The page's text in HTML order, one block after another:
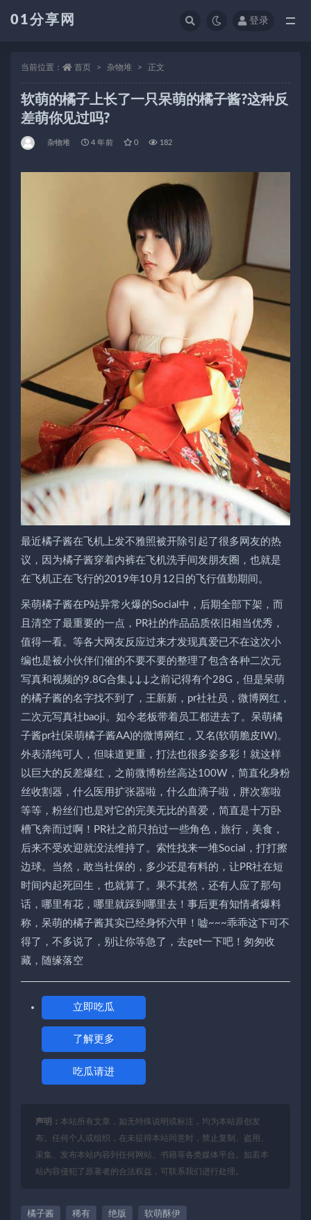
01分享网 登录
当前位置： 首页 杂物堆 正文
软萌的橘子上长了一只呆萌的橘子酱?这种反
差萌你见过吗?
杂物堆 4 年前 0 182
最近橘子酱在飞机上发不雅照被开除引起了很多网友的热
议，因为橘子酱穿着内裤在飞机洗手间发朋友圈，也就是
在飞机正在飞行的2019年10月12日的飞行值勤期间。
呆萌橘子酱在P站异常火爆的Social中，后期全部下架，而
且清空了最重要的一点，PR社的作品品质依旧相当优秀，
值得一看。等各大网友反应过来才发现真爱已不在这次小
编也是被小伙伴们催的不要不要的整理了包含各种二次元
写真和视频的9.8G合集↓↓↓之前记得有个28G，但是呆萌
的橘子酱的名字找不到了，王新新，pr社社员，微博网红，
二次元写真社baoji。如今老板带着员工都进去了。呆萌橘
子酱pr社(呆萌橘子酱AA)的微博网红，又名(软萌脆皮IW)。
外表清纯可人，但味道更重，打法也很多姿多彩！就这样
以巨大的反差爆红，之前微博粉丝高达100W，简直化身粉
丝收割器，什么医用扩张器啦，什么血滴子啦，胖次塞啦
等等，粉丝们也是对它的完美无比的喜爱，简直是十万卧
槽飞奔而过啊！PR社之前只拍过一些角色，旅行，美食，
后来不受欢迎就没法维持了。索性找来一堆Social，打打擦
边球。当然，敢当社保的，多少还是有料的，让PR社在短
时间内起死回生，也就算了。果不其然，还有人应了那句
话，哪里有花，哪里就踩到哪里去！事后更有知情者爆料
称，呆萌的橘子酱其实已经身怀六甲！嘘~~~乖乖这下可不
得了，不多说了，别让你等急了，去get一下吧！匆匆收
藏，随缘落空
立即吃瓜
了解更多
吃瓜请进
声明： 本站所有文章，如无特殊说明或标注，均为本站原创发
布。任何个人或组织，在未征得本站同意时，禁止复制、盗用、
采集、发布本站内容到任何网站、书籍等各类媒体平台。如若本
站内容侵犯了原著者的合法权益，可联系我们进行处理。
橘子酱 稀有 绝版 软萌酥伊